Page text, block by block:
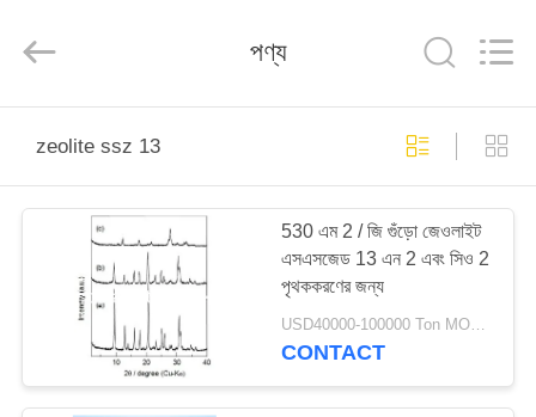
পণ্য
আমাদের
সম্পর্কে
কারখানা
CO.,LTD.
Rights
পণ্য
zeolite ssz 13
530 এম 2 / জি গুঁড়ো জেওলাইট
এসএসজেড 13 এন 2 এবং সিও 2
পৃথককরণের জন্য
USD40000-100000 Ton MOQ:1 কিলোগ্রাম
CONTACT